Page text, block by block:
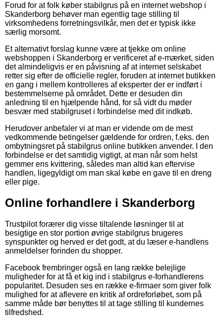
Forud for at folk køber stabilgrus på en internet webshop i
Skanderborg behøver man egentlig tage stilling til
virksomhedens forretningsvilkår, men det er typisk ikke
særlig morsomt.
Et alternativt forslag kunne være at tjekke om online
webshoppen i Skanderborg er verificeret af e-mærket, siden
det almindeligvis er en påvisning af at internet selskabet
retter sig efter de officielle regler, foruden at internet butikken
en gang i mellem kontrolleres af eksperter der er indført i
bestemmelserne på området. Dette er desuden din
anledning til en hjælpende hånd, for så vidt du møder
besvær med stabilgruset i forbindelse med dit indkøb.
Herudover anbefaler vi at man er vidende om de mest
vedkommende betingelser gældende for ordren, f.eks. den
ombytningsret på stabilgrus online butikken anvender. I den
forbindelse er det samtidig vigtigt, at man når som helst
gemmer ens kvittering, således man altid kan eftervise
handlen, ligegyldigt om man skal købe en gave til en dreng
eller pige.
Online forhandlere i Skanderborg
Trustpilot forærer dig visse tiltalende løsninger til at
besigtige en stor portion øvrige stabilgrus brugeres
synspunkter og herved er det godt, at du læser e-handlens
anmeldelser forinden du shopper.
Facebook frembringer også en lang række belejlige
muligheder for at få et kig ind i stabilgrus e-forhandlerens
popularitet. Desuden ses en række e-firmaer som giver folk
mulighed for at aflevere en kritik af ordreforløbet, som på
samme måde bør benyttes til at tage stilling til kundernes
tilfredshed.